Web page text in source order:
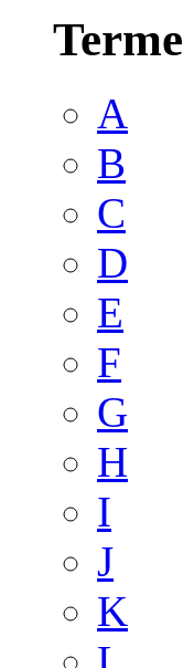
A
B
C
D
E
F
G
H
I
J
K